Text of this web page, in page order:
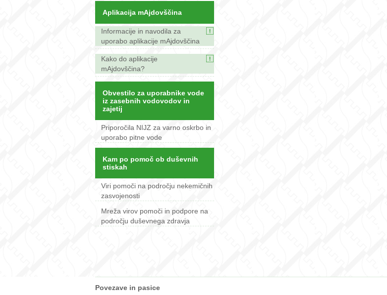
Aplikacija mAjdovščina
Informacije in navodila za
uporabo aplikacije mAjdovščina
Kako do aplikacije
mAjdovščina?
Obvestilo za uporabnike vode
iz zasebnih vodovodov in
zajetij
Priporočila NIJZ za varno oskrbo in
uporabo pitne vode
Kam po pomoč ob duševnih
stiskah
Viri pomoči na področju nekemičnih
zasvojenosti
Mreža virov pomoči in podpore na
področju duševnega zdravja
Povezave in pasice